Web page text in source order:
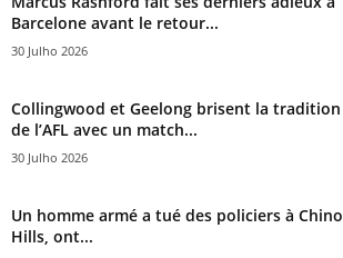
Barcelone avant le retour...
30 Julho 2026
Collingwood et Geelong brisent la tradition
de l’AFL avec un match...
30 Julho 2026
Un homme armé a tué des policiers à Chino
Hills, ont...